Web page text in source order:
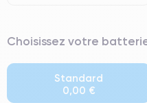
⭐ Premium
● Batterie : usage intensif.
● Seuls 5% de nos téléphones
Choisissez votre
Standard
0,00 €